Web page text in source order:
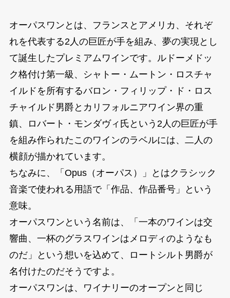
オーパスワンとは、フランスとアメリカ、それぞ
れを代表する2人の巨匠が手を組み、夢の実現とし
て誕生したプレミアムワインです。ルドーメドッ
ク格付け第一級、シャトー・ムートン・ロスチャ
イルドを所有するバロン・フィリップ・ド・ロス
チャイルド男爵とカリフォルニアワイン界の重
鎮、ロバート・モンダヴィ氏という2人の巨匠が手
を組み作られたこのワインのラベルには、二人の
横顔が描かれています。
ちなみに、「Opus（オーパス）」とはクラシック
音楽で使われる用語で「作品、作品番号」という
意味。
オーパスワンという名前は、「一本のワインは交
響曲、一杯のグラスワインはメロディのようなも
のだ」という想いを込めて、ロートシルト男爵が
名付けたのだそうですよ。
オーパスワンは、ワイナリーのオープンと同じ